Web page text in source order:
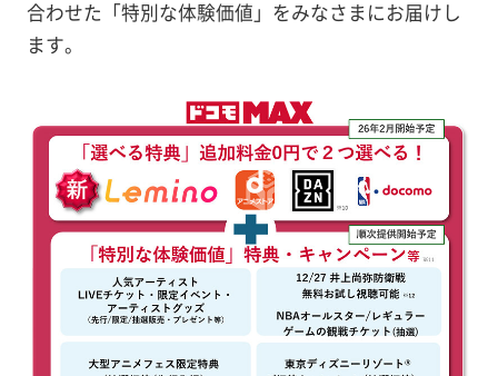
合わせた「特別な体験価値」をみなさまにお届けし
ます。